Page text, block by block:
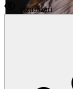
vizualizări